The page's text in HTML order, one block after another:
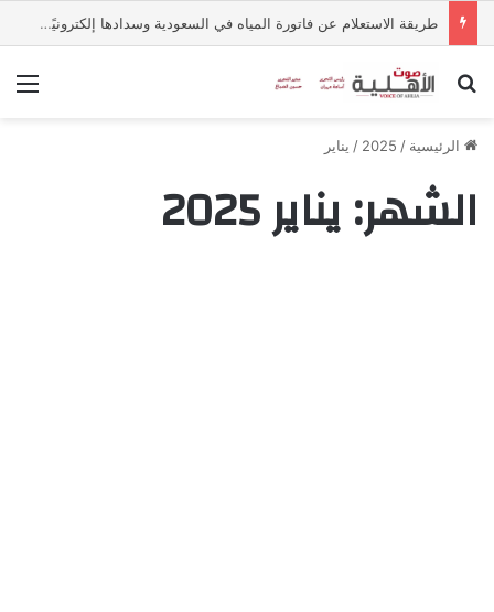
طريقة الاستعلام عن فاتورة المياه في السعودية وسدادها إلكترونيًا 2026
بحث عن
الرئيسية /
2025
/ يناير
الشهر:يناير 2025